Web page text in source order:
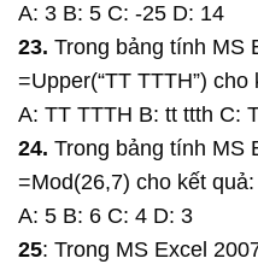
A: 3 B: 5 C: -25 D: 14
23. Trong bảng tính MS
=Upper(“TT TTTH”) cho
A: TT TTTH B: tt ttth C:
24. Trong bảng tính MS
=Mod(26,7) cho kết quả:
A: 5 B: 6 C: 4 D: 3
25: Trong MS Excel